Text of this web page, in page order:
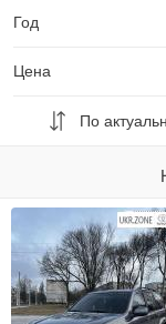
Год
Цена
По